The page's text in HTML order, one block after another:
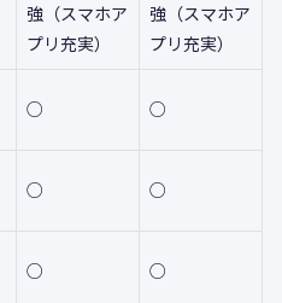
強（スマホア
プリ充実）
強（スマホア
プリ充実）
○ ○
○ ○
○ ○